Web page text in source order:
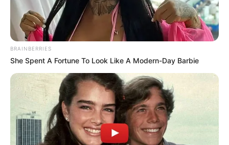
BRAINBERRIES
She Spent A Fortune To Look Like A Modern-Day Barbie